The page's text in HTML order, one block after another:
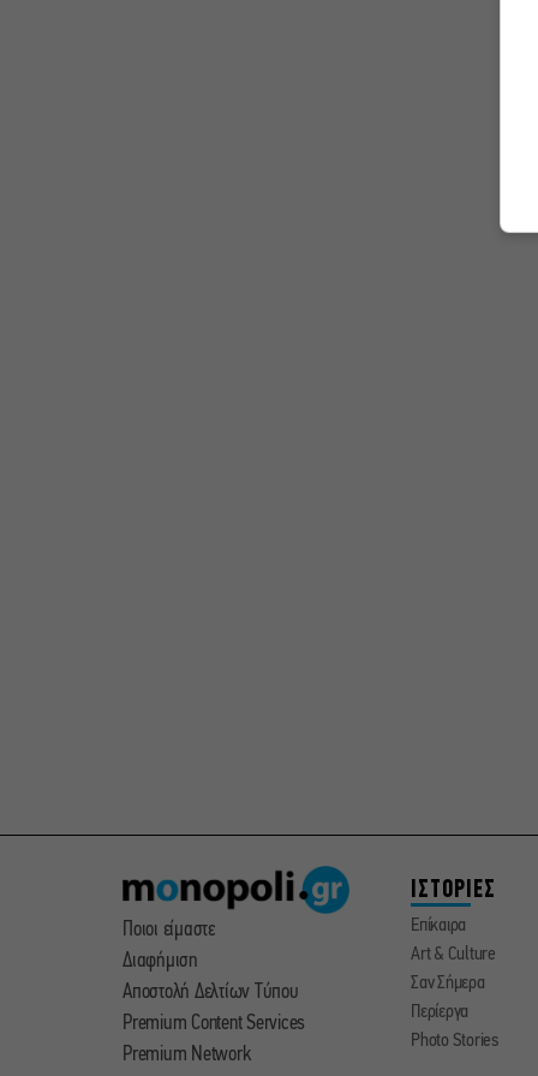
Ποιοι είμαστε
Διαφήμιση
Αποστολή Δελτίων Τύπου
Premium Content Services
Premium Network
ΙΣΤΟΡΙΕΣ
Επίκαιρα
Art & Culture
Σαν Σήμερα
Περίεργα
Photo Stories